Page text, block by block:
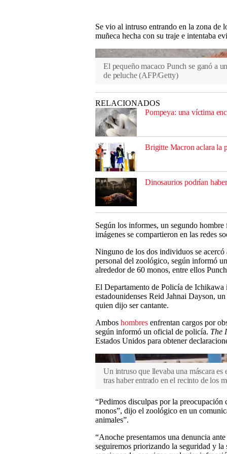
Se vio al intruso entrando en la zona de
muñeca hecha con su traje e intentaba
El pequeño macaco Punch se ganó a
de peluche (AFP/Getty)
RELACIONADOS
Pompeya: una víctima
Brigitte Macron aclara la
Dinosaurios podrían
Según los informes, un segundo
imágenes se compartieron en las redes
Ninguno de los dos individuos se
personal del zoológico, según informó
alrededor de 60 monos, entre ellos
El Departamento de Policía de Ichikawa
estadounidenses Reid Jahnai Dayson,
quien dijo ser cantante.
Ambos hombres enfrentan cargos por
según informó un oficial de policía. The
Estados Unidos para obtener
Un intruso que llevaba una máscara
tras haber entrado en el recinto de los
“Pedimos disculpas por la
monos”, dijo el zoológico en un
animales”.
“Anoche presentamos una denuncia
seguiremos priorizando la seguridad y la